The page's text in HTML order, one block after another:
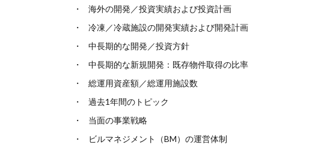
海外の開発／投資実績および投資計画
冷凍／冷蔵施設の開発実績および開発計画
中長期的な開発／投資方針
中長期的な新規開発：既存物件取得の比率
総運用資産額／総運用施設数
過去1年間のトピック
当面の事業戦略
ビルマネジメント（BM）の運営体制